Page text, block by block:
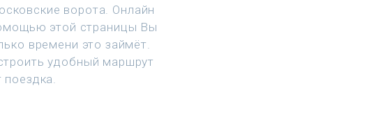
ворота. Онлайн
этой страницы Вы
времени это займёт.
удобный маршрут